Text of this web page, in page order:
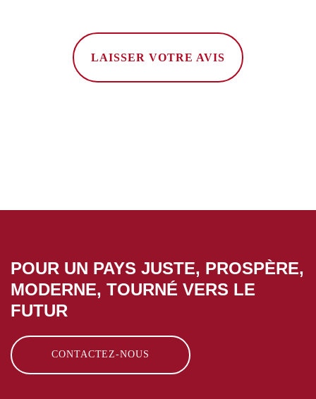
LAISSER VOTRE AVIS
POUR UN PAYS JUSTE, PROSPÈRE,
MODERNE, TOURNÉ VERS LE
FUTUR
CONTACTEZ-NOUS